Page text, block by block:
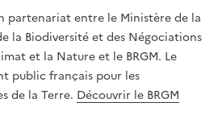
T
É
,
É
G
A
L
partenariat entre le Ministère de la
la Biodiversité et des Négociations
et la Nature et le BRGM. Le
public français pour les
de la Terre. Découvrir le BRGM